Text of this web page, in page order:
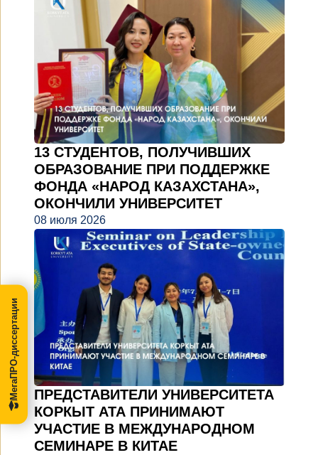
13 СТУДЕНТОВ, ПОЛУЧИВШИХ
ОБРАЗОВАНИЕ ПРИ ПОДДЕРЖКЕ
ФОНДА «НАРОД КАЗАХСТАНА»,
ОКОНЧИЛИ УНИВЕРСИТЕТ
08 июля 2026
ПРЕДСТАВИТЕЛИ УНИВЕРСИТЕТА
КОРКЫТ АТА ПРИНИМАЮТ
УЧАСТИЕ В МЕЖДУНАРОДНОМ
СЕМИНАРЕ В КИТАЕ
МегаПРО-диссертации